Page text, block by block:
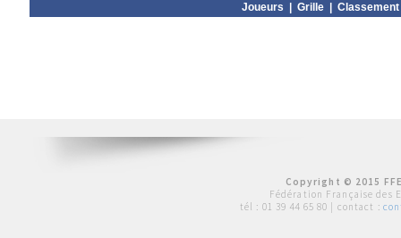
Joueurs Grille Classement
Copyright © 2015
Fédération Française des
tél : 01 39 44 65 80 | contact :